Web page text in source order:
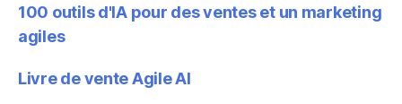
100 outils d'IA pour des ventes et un marketing
agiles
Livre de vente Agile AI